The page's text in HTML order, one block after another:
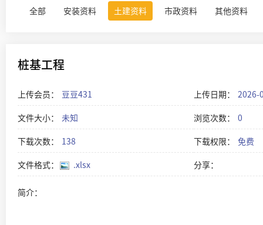
全部 安装资料 土建资料 市政资料 其他资料
桩基工程
上传会员： 豆豆431 上传日期：
2026-
文件大小：
未知 浏览次数：
0
下载次数：
138 下载权限：
免费
文件格式：
.xlsx 分享：
简介：